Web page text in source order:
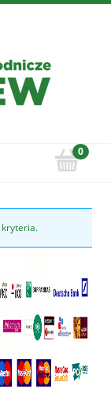
kryteria.